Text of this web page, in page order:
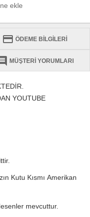
ekle
credit_card ÖDEME BİLGİLERİ
MÜŞTERİ YORUMLARI
YOUTUBE
Kutu Kısmı Amerikan
mevcuttur.